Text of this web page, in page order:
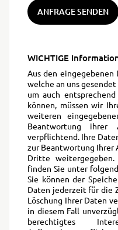
ANFRAGE SENDEN
WICHTIGE
Aus den
welche an uns
um auch
können, müssen wir
weiteren
Beantwortung ihrer
verpflichtend. Ihre
zur Beantwortung Ihrer
Dritte weitergegeben.
finden Sie unter
Sie können der
Daten jederzeit für die
Löschung Ihrer Daten
in diesem Fall
berechtigtes